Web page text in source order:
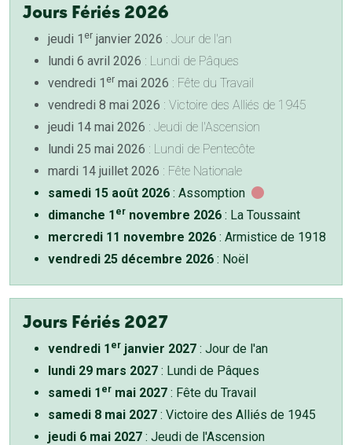
Jours Fériés 2026
jeudi 1 er janvier 2026 : Jour de l'an
lundi 6 avril 2026 : Lundi de Pâques
vendredi 1 er mai 2026 : Fête du Travail
vendredi 8 mai 2026 : Victoire des Alliés de 1945
jeudi 14 mai 2026 : Jeudi de l'Ascension
lundi 25 mai 2026 : Lundi de Pentecôte
mardi 14 juillet 2026 : Fête Nationale
samedi 15 août 2026 : Assomption
dimanche 1 er novembre 2026 : La Toussaint
mercredi 11 novembre 2026 : Armistice de 1918
vendredi 25 décembre 2026 : Noël
Jours Fériés 2027
vendredi 1 er janvier 2027 : Jour de l'an
lundi 29 mars 2027 : Lundi de Pâques
samedi 1 er mai 2027 : Fête du Travail
samedi 8 mai 2027 : Victoire des Alliés de 1945
jeudi 6 mai 2027 : Jeudi de l'Ascension